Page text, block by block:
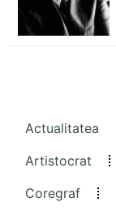
Actualitatea
Artistocrat
Coregraf